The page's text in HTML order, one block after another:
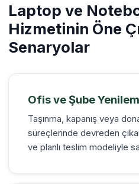
Laptop ve
Hizmetinin Öne
Senaryolar
Ofis ve Şube
Taşınma, kapanış veya
süreçlerinde devreden çıkan
ve planlı teslim modeliyle